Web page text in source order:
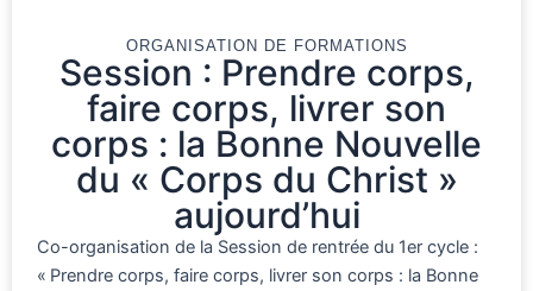
ORGANISATION DE FORMATIONS
Session : Prendre corps,
faire corps, livrer son
corps : la Bonne Nouvelle
du « Corps du Christ »
aujourd’hui
Co-organisation de la Session de rentrée du 1er cycle :
« Prendre corps, faire corps, livrer son corps : la Bonne